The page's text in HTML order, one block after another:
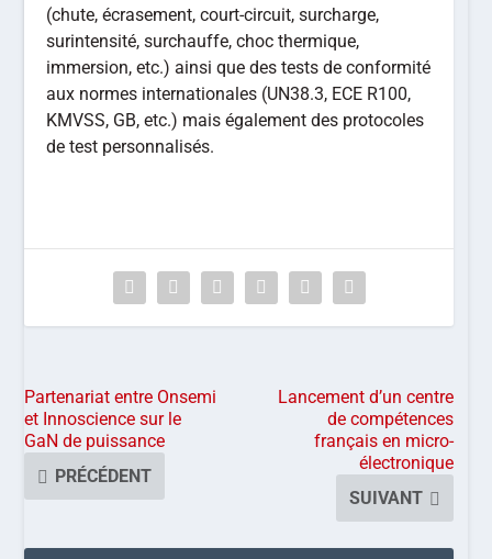
(chute, écrasement, court-circuit, surcharge,
surintensité, surchauffe, choc thermique,
immersion, etc.) ainsi que des tests de conformité
aux normes internationales (UN38.3, ECE R100,
KMVSS, GB, etc.) mais également des protocoles
de test personnalisés.
Partenariat entre Onsemi
et Innoscience sur le
GaN de puissance
PRÉCÉDENT
Lancement d’un centre
de compétences
français en micro-
électronique
SUIVANT